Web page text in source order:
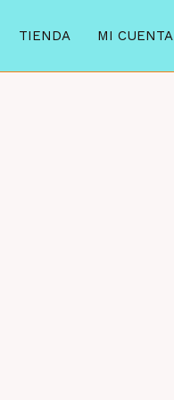
TIENDA MI CUENTA